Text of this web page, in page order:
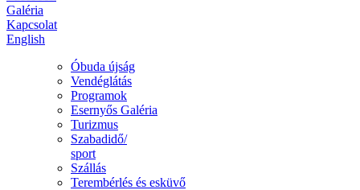
Galéria
Kapcsolat
English
Óbuda újság
Vendéglátás
Programok
Esernyős Galéria
Turizmus
Szabadidő/
sport
Szállás
Terembérlés és esküvő